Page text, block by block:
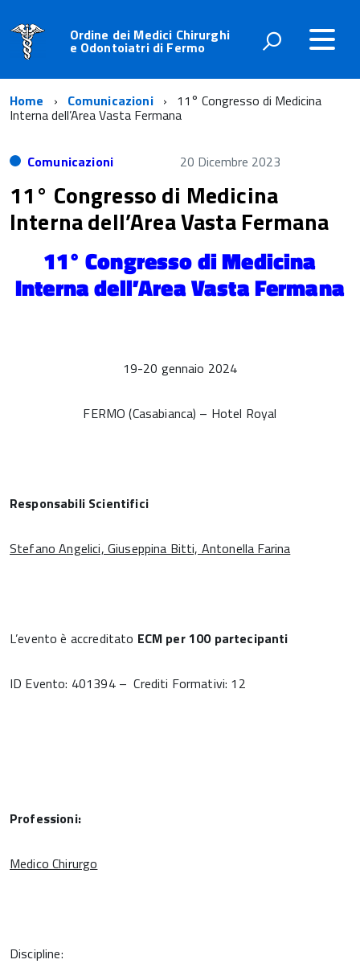
Ordine dei Medici Chirurghi
e Odontoiatri di Fermo
Home Comunicazioni 11° Congresso di Medicina
Interna dell’Area Vasta Fermana
Comunicazioni 20 Dicembre 2023
11° Congresso di Medicina
Interna dell’Area Vasta Fermana
11° Congresso di Medicina
Interna dell’Area Vasta Fermana
19-20 gennaio 2024
FERMO (Casabianca) – Hotel Royal
Responsabili Scienti­fici
Stefano Angelici, Giuseppina Bitti, Antonella Farina
L’evento è accreditato ECM per 100 partecipanti
ID Evento: 401394 – Crediti Formativi: 12
Professioni:
Medico Chirurgo
Discipline: